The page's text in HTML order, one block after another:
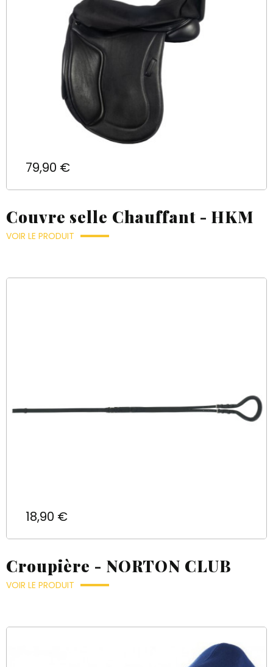
Prix
79,90 €
Couvre selle Chauffant - HKM
VOIR LE PRODUIT
Prix
18,90 €
Croupière - NORTON CLUB
VOIR LE PRODUIT